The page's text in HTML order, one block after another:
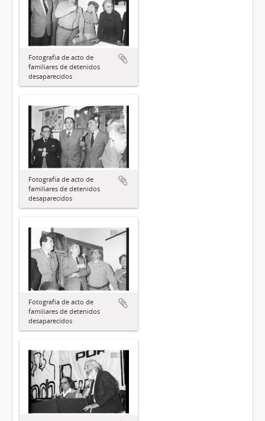
Fotografía de acto de
familiares de detenidos
desaparecidos
Fotografía de acto de
familiares de detenidos
desaparecidos
Fotografía de acto de
familiares de detenidos
desaparecidos